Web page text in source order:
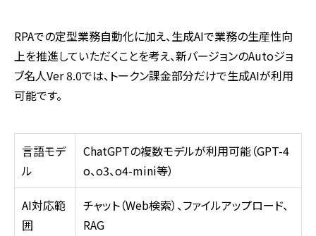
RPAでの定型業務自動化に加え、生成AIで業務の生産性向
上を推進していただくことを考え、新バージョンのAutoジョ
ブ名人Ver 8.0では、トークン課金部分だけで生成AIが利用
可能です。
言語モデ
ル
ChatGPTの複数モデルが利用可能（GPT-4
o、o3、o4-mini等）
AI対応範
囲
チャット（Web検索）、ファイルアップロード、
RAG